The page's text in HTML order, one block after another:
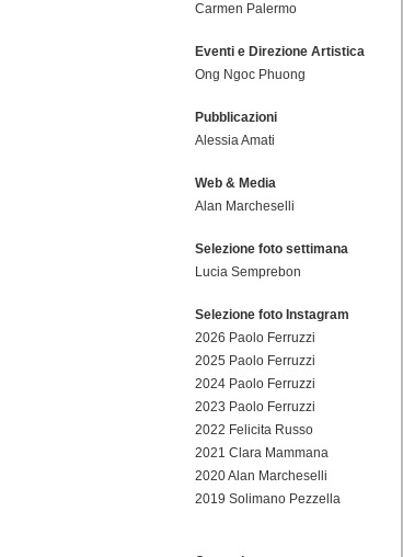
Carmen Palermo
Eventi e Direzione Artistica
Ong Ngoc Phuong
Pubblicazioni
Alessia Amati
Web & Media
Alan Marcheselli
Selezione foto settimana
Lucia Semprebon
Selezione foto Instagram
2026 Paolo Ferruzzi
2025 Paolo Ferruzzi
2024 Paolo Ferruzzi
2023 Paolo Ferruzzi
2022 Felicita Russo
2021 Clara Mammana
2020 Alan Marcheselli
2019 Solimano Pezzella